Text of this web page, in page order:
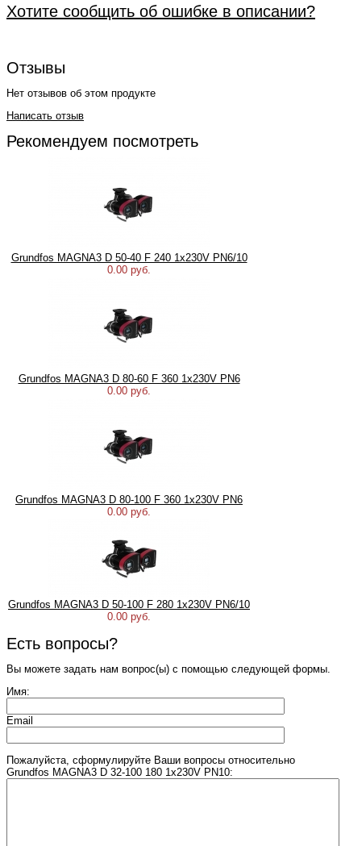
Хотите сообщить об ошибке в описании?
Отзывы
Нет отзывов об этом продукте
Написать отзыв
Рекомендуем посмотреть
Grundfos MAGNA3 D 50-40 F 240 1x230V PN6/10
0.00 руб.
Grundfos MAGNA3 D 80-60 F 360 1x230V PN6
0.00 руб.
Grundfos MAGNA3 D 80-100 F 360 1x230V PN6
0.00 руб.
Grundfos MAGNA3 D 50-100 F 280 1x230V PN6/10
0.00 руб.
Есть вопросы?
Вы можете задать нам вопрос(ы) с помощью следующей формы.
Имя:
Email
Пожалуйста, сформулируйте Ваши вопросы относительно
Grundfos MAGNA3 D 32-100 180 1x230V PN10: